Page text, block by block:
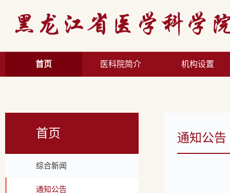
首页 医科院简介 机构设置
首页
综合新闻
通知公告
通知公告